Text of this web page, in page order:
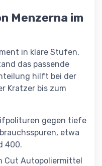
Menzerna im
in klare Stufen,
das passende
hilft bei der
Kratzer bis zum
gegen tiefe
etwa
400.
Cut Autopoliermittel